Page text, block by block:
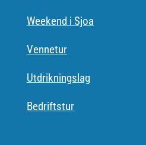
Weekend i Sjoa
Vennetur
Utdrikningslag
Bedriftstur